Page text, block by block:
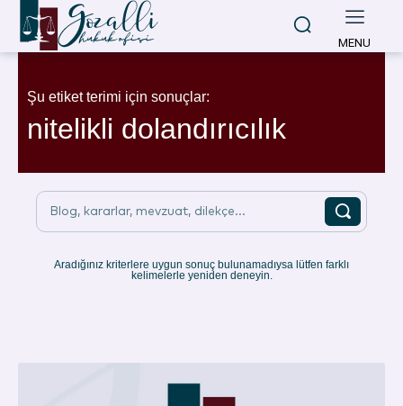
MENU
Şu etiket terimi için sonuçlar:
nitelikli dolandırıcılık
Blog, kararlar, mevzuat, dilekçe...
Aradığınız kriterlere uygun sonuç bulunamadıysa lütfen farklı
kelimelerle yeniden deneyin.